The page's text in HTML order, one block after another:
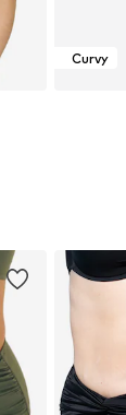
Curvy